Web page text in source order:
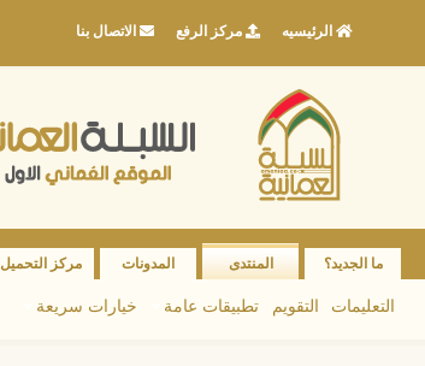
الرئيسيه مركز الرفع الاتصال بنا
ما الجديد؟ المنتدى
التعليمات التقويم تطبيقات عامة خيارات سريعة
المدونات مركز التحميل